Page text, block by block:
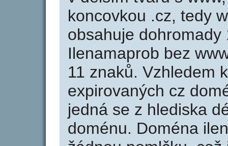
koncovkou .cz, tedy
obsahuje
Ilenamaprob bez
11 znaků. Vzhledem
expirovaných cz
jedná se z hlediska
doménu. Doména